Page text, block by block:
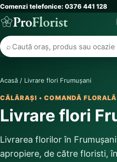
Comenzi telefonice: 0376 441 128
⌕
Acasă / Livrare flori Frumușani
CĂLĂRAȘI • COMANDĂ
Livrare flori
Livrarea florilor în
apropiere, de către floristi,